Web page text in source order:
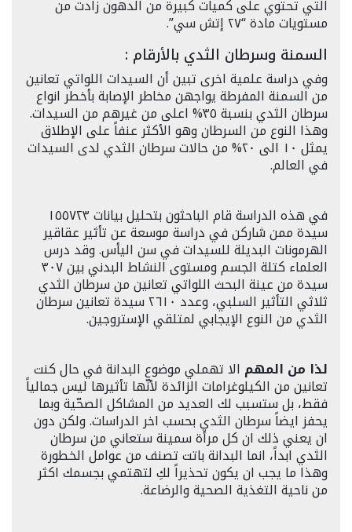
التي تحتوي على كميات كبيرة من الدهون زادت من
مستويات مادة “٢٧ إتش سي”.
السمنة وسرطان الثدي بالأرقام :
وفي دراسة علمية اخرى تبين أن السيدات اللواتي تعانين
من السمنة المفرطة يواجهن مخاطر الإصابة بأخطر انواع
سرطان الثدي بنسبة ٣٥% اعلى من غيرهم من السيدات.
وهذا النوع من السرطان وهو الأكثر عنفاً على الإطلاق
يمثل ١٠ الى ٢٠% من حالات سرطان الثدي لدى السيدات
في العالم.
في هذه الدراسة قام الباحثون بتحليل بيانات ١٥٥٧٢٣
سيدة ممن شاركن في دراسة موسعة عن تأثير عقاقير
الهرمونات البديلة للسيدات في سن اليأس. وقد درس
العلماء كتلة الجسم ومستوى النشاط البدني بين ٣٠٧
سيدة من عينة البحث اللواتي تعانين من سرطان الثدي
ثلاثي التأثير السلبي، وعدد ٢٦١٠ سيدة تعانين سرطان
الثدي من النوع الإيجابي لمتلقي الإستروجين.
لذا من المهم الا تهملي موضوع البدانة في حال كنت
تعانين من الكيلوغرامات الزائدة لأنّها تأثيرها ليس جمالياً
فقط، بل ستسبب لك العديد من المشاكل الصحّية وبما
يحفز ايضاً سرطان الثدي بحسب اخر الدراسات. ولكن دون
ان يعني ذلك ان كل مرأة سمينة ستعاني من سرطان
الثدي ابداً، انما البدانة باتت تصنف من عوامل الخطورة
وهذا ما يجب ان يكون تحذيراً لكِ لتهتمي بجسمك اكثر
من ناحية التغذية الصحية والرضاعة.